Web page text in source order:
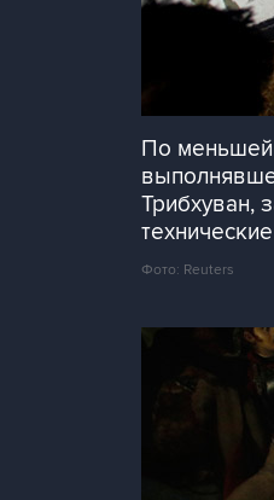
По меньшей
Трибхуван,
Фото: Reuters